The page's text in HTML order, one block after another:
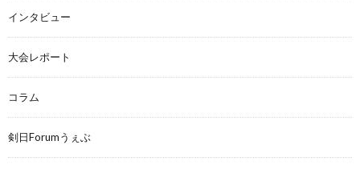
インタビュー
大会レポート
コラム
剣日Forumうぇぶ